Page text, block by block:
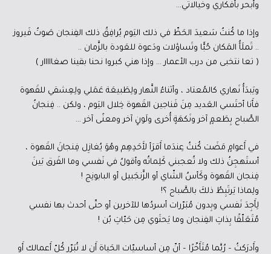
وأبحر بأفكاري وخيالاتي…
وإذا ما كُنتُ سَعيدَ الحَظّ في ذلك اليَوم يُرافِقُ ذلك الفِنجان صَوتُ فَيروز
.. تَملَأُ المَكان حُبًّا وتَساؤلات ودَعوة للعَودة بالزَّمان ..
( تعا نتخبى من درب الأعمار … وإذا هني كبروا نحنا بقينا صغااااار )
ويَبدَأُ نَهاري كالمُعتاد ، وأثناءُ النَّهار ولِطَبيعَة عَمَلي ولِعِشقي للقَهوة
فأَنا أحتَسي العَديد مِنَ فَناجين القَهوة خِلال اليَوم ، ولكن .. فِنجانُ
الصَّباح بِطَعمٍ آخر ونَكهَةٍ أُخرى ولَونٍ آخر ومعنًى آخر …
في أَعوامٍ مَضَت كُنتُ عِندَما أَقرَأ لأَحَدِهِم وهُوَ يُغازِل فِنجانَ القَهوة ،
أستَهجِنُ ذلك ولا تُعجبني كَلِماتُه وأقولُ في نَفسي وما الفَرق بَينَ
فِنجان القَهوة وكَأسُ الشّاي أو الزَّنجَبيل أو البابونِج !
ولِماذا يَرتَبِطُ ذلكَ بالصَّباح ؟!
لِأَجِدَ نَفسي وبِدون مُبَرّرات أسردُها للآخرين أو حتّى أحدث بها نفسي
مُتَعَلّقًا بِذاتِ الفِنجان وما يَحتَوي مِن حَبّاتِ بُن !
وأَدرَكتُ – رُبَّما مُتَأَخّرًا – أنّ مِن أساسيّات الحَياة أَن لا تُبَرّر كُلّ أَعمالك أَو